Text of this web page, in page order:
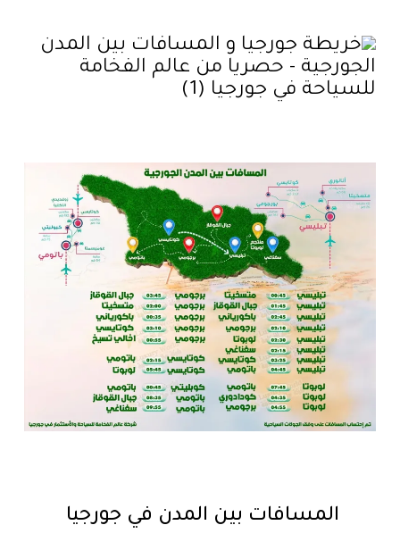
المسافات بين المدن في جورجيا